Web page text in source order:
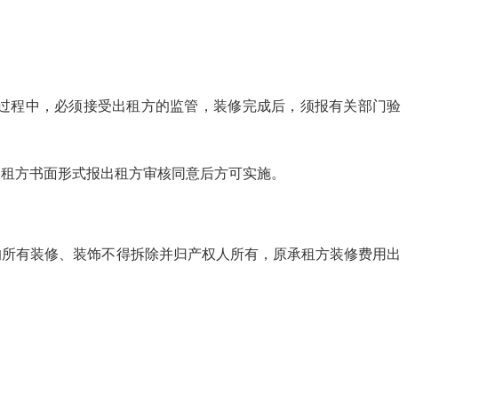
中，必须接受出租方的监管，装修完成后，须报有关部门验
书面形式报出租方审核同意后方可实施。
装修、装饰不得拆除并归产权人所有，原承租方装修费用出